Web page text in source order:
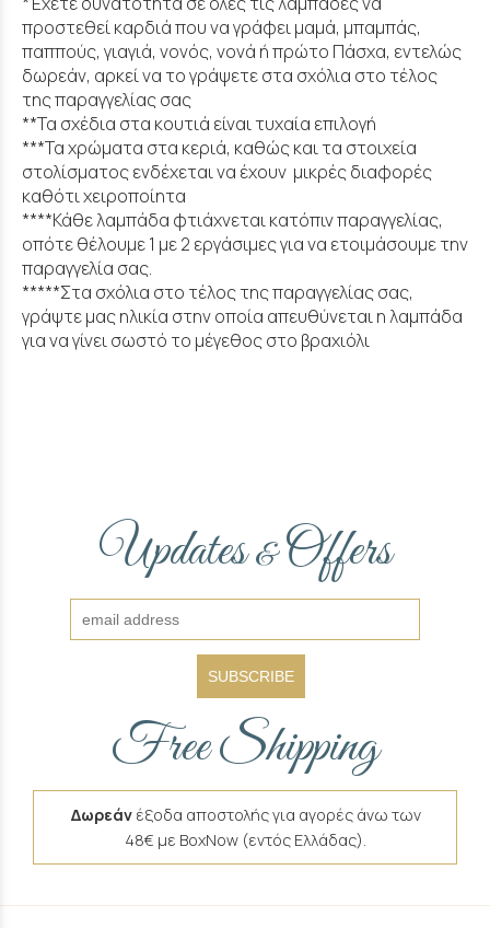
προστεθεί καρδιά που να γράφει μαμά, μπαμπάς,
παππούς, γιαγιά, νονός, νονά ή πρώτο Πάσχα, εντελώς
δωρεάν, αρκεί να το γράψετε στα σχόλια στο τέλος
της παραγγελίας σας
**Τα σχέδια στα κουτιά είναι τυχαία επιλογή
***Τα χρώματα στα κεριά, καθώς και τα στοιχεία
στολίσματος ενδέχεται να έχουν μικρές διαφορές
καθότι χειροποίητα
****Κάθε λαμπάδα φτιάχνεται κατόπιν παραγγελίας,
οπότε θέλουμε 1 με 2 εργάσιμες για να ετοιμάσουμε την
παραγγελία σας.
*****Στα σχόλια στο τέλος της παραγγελίας σας,
γράψτε μας ηλικία στην οποία απευθύνεται η λαμπάδα
για να γίνει σωστό το μέγεθος στο βραχιόλι
Updates&Offers
SUBSCRIBE
Free Shipping
Δωρεάν έξοδα αποστολής για αγορές άνω των
48€ με BoxNow (εντός Ελλάδας).